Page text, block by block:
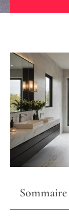
Sommaire